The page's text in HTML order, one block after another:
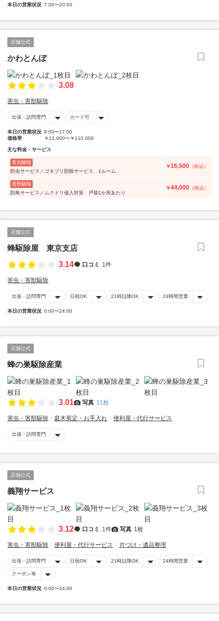
本日の営業状況 7:00〜20:00
店舗公式
かわとんぼ
3.08
害虫・害獣駆除
出張・訪問専門 カード可
本日の営業状況 9:00〜17:00
価格帯
￥11,000〜￥110,000
主な料金・サービス
害虫駆除
防虫サービス／ゴキブリ防除サービス 1ルーム
￥16,500 （税込）
害獣駆除
防鳥サービス／ムクドリ侵入対策 戸袋1か所あたり
￥44,000 （税込）
店舗公式
蜂駆除屋 東京支店
3.14
口コミ 1件
害虫・害獣駆除
出張・訪問専門 日祝OK 21時以降OK 24時間営業
本日の営業状況 0:00〜24:00
店舗公式
蜂の巣駆除産業
3.01 写真 11枚
害虫・害獣駆除 庭木剪定・お手入れ 便利屋・代行サービス
出張・訪問専門
店舗公式
義翔サービス
3.12 口コミ 1件 写真 1枚
害虫・害獣駆除 便利屋・代行サービス 片づけ・遺品整理
出張・訪問専門 日祝OK 21時以降OK 24時間営業
クーポン有
本日の営業状況 0:00〜24:00